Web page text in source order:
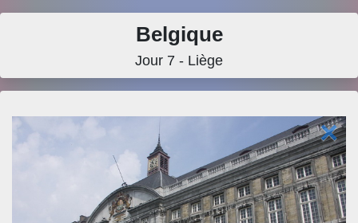
Belgique
Jour 7 - Liège
×